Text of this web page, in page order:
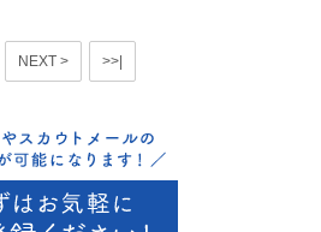
NEXT > >>|